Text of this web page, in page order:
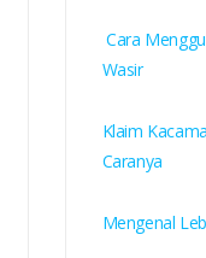
Cara
Wasir
Klaim
Caranya
Mengenal